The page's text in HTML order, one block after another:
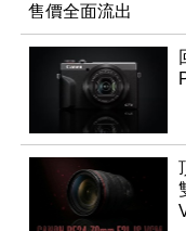
售價全面流出